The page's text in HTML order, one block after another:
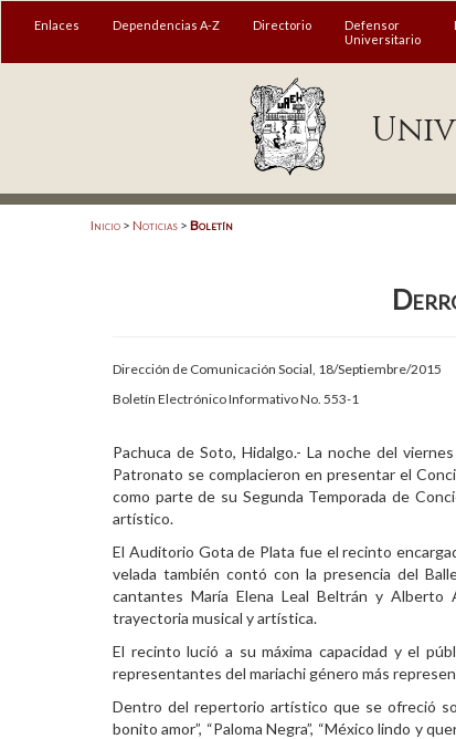
MENÚ
Acreditación Internacional
Enlaces Dependencias A-Z Directorio
Defensor
Universitario
Inicio > Noticias > Boletín
Dirección de Comunicación Social, 18/Septiembre/2015
Boletín Electrónico Informativo No. 553-1
Pachuca de Soto, Hidalgo.- La noche del
Patronato se complacieron en presentar el
como parte de su Segunda Temporada de
artístico.
El Auditorio Gota de Plata fue el recinto
velada también contó con la presencia del
cantantes María Elena Leal Beltrán y Alberto
trayectoria musical y artística.
El recinto lució a su máxima capacidad y el
representantes del mariachi género más
Dentro del repertorio artístico que se ofreció
bonito amor”, “Paloma Negra”, “México lindo y